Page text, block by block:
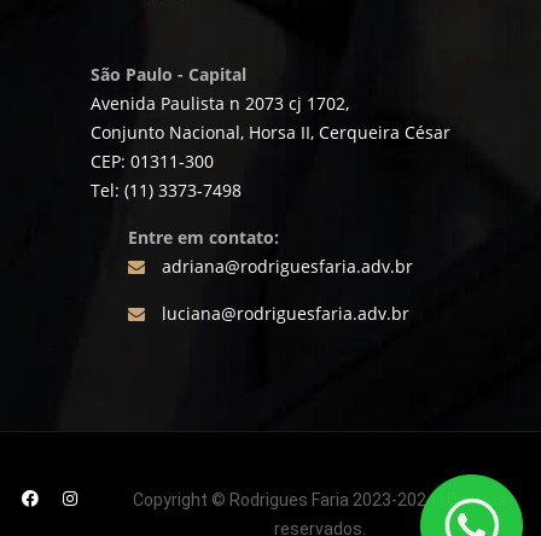
São Paulo - Capital
Avenida Paulista n 2073 cj 1702,
Conjunto Nacional, Horsa II, Cerqueira César
CEP: 01311-300
Tel: (11) 3373-7498
Entre em contato:
adriana@rodriguesfaria.adv.br
luciana@rodriguesfaria.adv.br
Copyright © Rodrigues Faria 2023-2024 | Direitos
reservados.